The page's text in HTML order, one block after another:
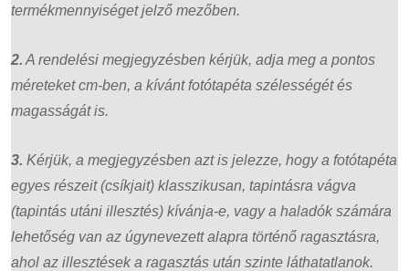
termékmennyiséget jelző mezőben.
2. A rendelési megjegyzésben kérjük, adja meg a pontos
méreteket cm-ben, a kívánt fotótapéta szélességét és
magasságát is.
3. Kérjük, a megjegyzésben azt is jelezze, hogy a fotótapéta
egyes részeit (csíkjait) klasszikusan, tapintásra vágva
(tapintás utáni illesztés) kívánja-e, vagy a haladók számára
lehetőség van az úgynevezett alapra történő ragasztásra,
ahol az illesztések a ragasztás után szinte láthatatlanok.